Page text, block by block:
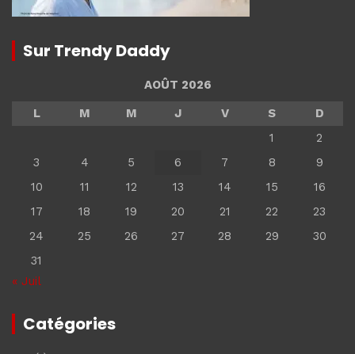
Sur Trendy Daddy
AOÛT 2026
L
M M J V S
D
1
2
3
4 5 6 7 8
9
10
11 12 13 14 15
16
17
18 19 20 21 22
23
24
25 26 27 28 29
30
31
« Juil
Catégories